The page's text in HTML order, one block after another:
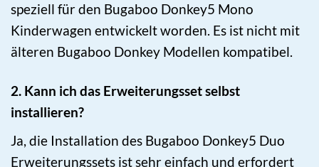
speziell für den Bugaboo Donkey5 Mono
Kinderwagen entwickelt worden. Es ist nicht mit
älteren Bugaboo Donkey Modellen kompatibel.
2. Kann ich das Erweiterungsset selbst
installieren?
Ja, die Installation des Bugaboo Donkey5 Duo
Erweiterungssets ist sehr einfach und erfordert